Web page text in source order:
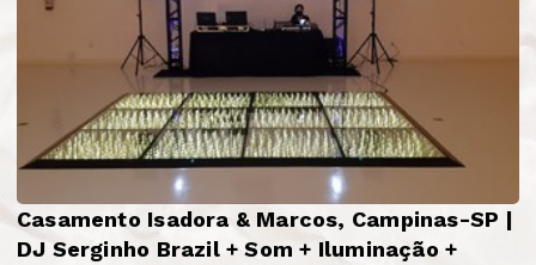
Casamento Isadora & Marcos, Campinas-SP |
DJ Serginho Brazil + Som + Iluminação +